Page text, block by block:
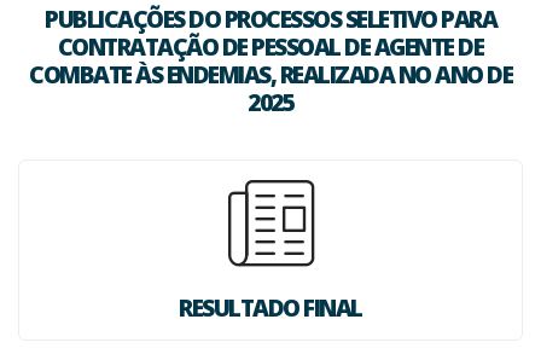
PUBLICAÇÕES DO PROCESSOS SELETIVO PARA
CONTRATAÇÃO DE PESSOAL DE AGENTE DE
COMBATE ÀS ENDEMIAS, REALIZADA NO ANO DE
2025
RESULTADO FINAL